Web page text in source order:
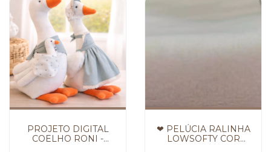
PROJETO DIGITAL
COELHO RONI -
❤ PELÚCIA RALINHA
LOWSOFTY COR